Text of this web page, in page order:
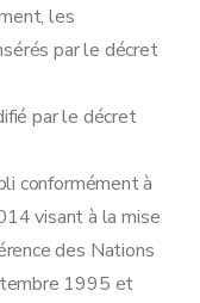
les
par le décret
par le décret
conformément à
visant à la mise
des Nations
1995 et